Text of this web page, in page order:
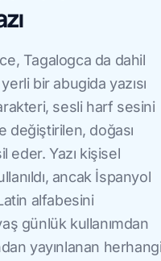
Tagalogca da dahil
bir abugida yazısı
sesli harf sesini
değiştirilen, doğası
Yazı kişisel
ancak İspanyol
alfabesini
günlük kullanımdan
yayınlanan